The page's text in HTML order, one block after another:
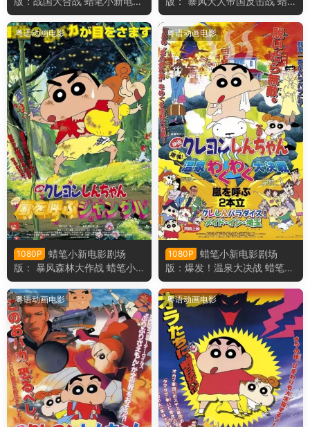
剧场版10：呼风唤雨！战国大
合战粤语版
笔小新电影剧场版9： 呼风唤
雨！猛烈！大人帝国的反击粤
语版
粤语动画电影
1080P
蜡笔小新电影剧场
版： 暴风森林大作战 蜡笔小
新电影剧场版8： 呼风唤雨的
热带雨林粤语版
粤语动画电影
1080P
蜡笔小新电影剧场
版：爆发！温泉大决战 蜡笔小
新电影剧场版7：爆发！温泉
激烈大决战粤语版
粤语动画电影 粤语动画电影